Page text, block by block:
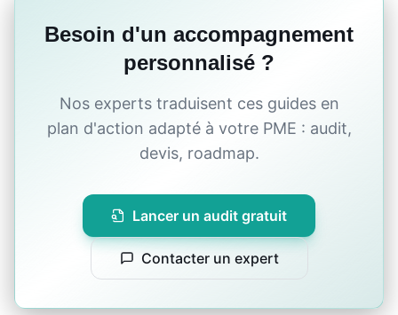
Besoin d'un accompagnement
personnalisé ?
Nos experts traduisent ces guides en
plan d'action adapté à votre PME : audit,
devis, roadmap.
Lancer un audit gratuit
Contacter un expert